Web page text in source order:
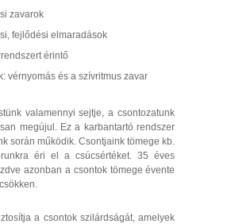
zavarok
fejlődési elmaradások
érintő
vérnyomás és a szívritmus zavar
valamennyi sejtje, a csontozatunk
megújul. Ez a karbantartó rendszer
során működik. Csontjaink tömege kb.
éri el a csúcsértéket. 35 éves
azonban a csontok tömege évente
a csontok szilárdságát, amelyek